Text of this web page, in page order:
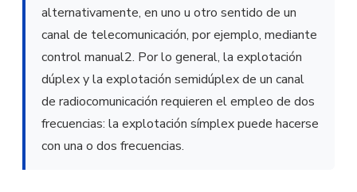
alternativamente, en uno u otro sentido de un
canal de telecomunicación, por ejemplo, mediante
control manual2. Por lo general, la explotación
dúplex y la explotación semidúplex de un canal
de radiocomunicación requieren el empleo de dos
frecuencias: la explotación símplex puede hacerse
con una o dos frecuencias.